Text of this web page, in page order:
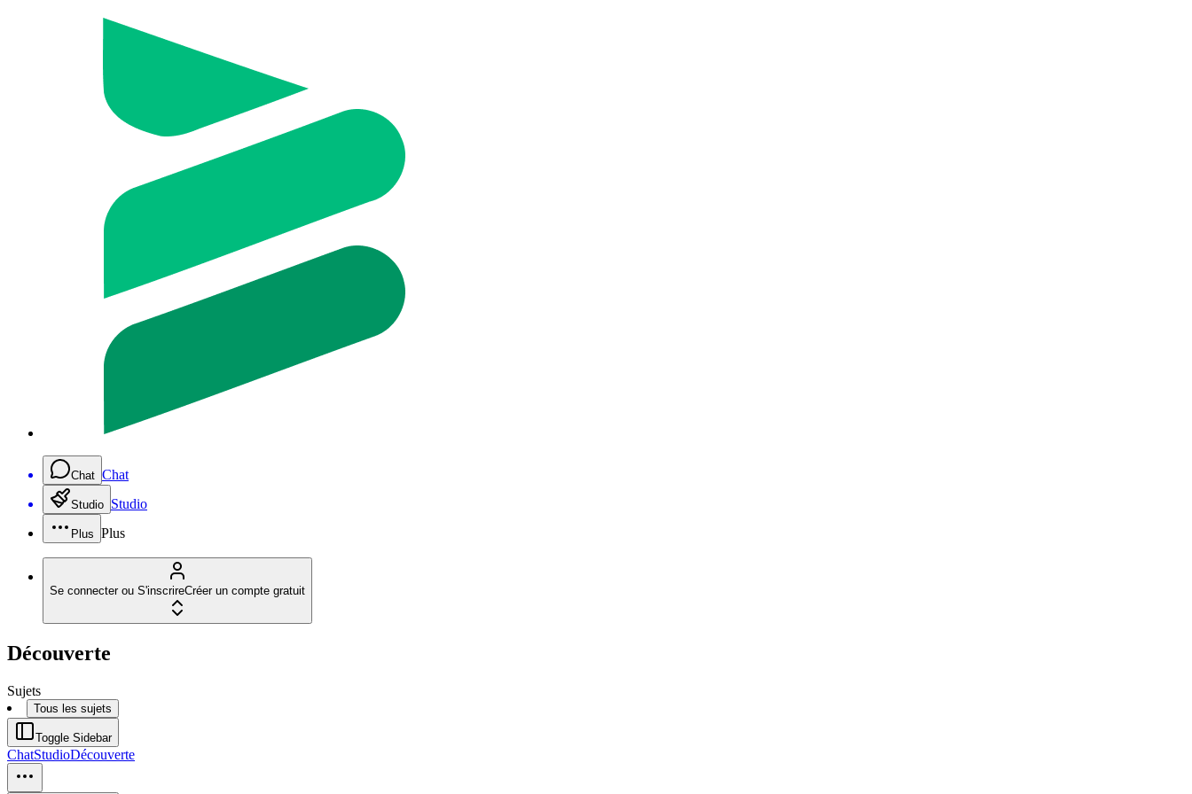
Chat Chat
Studio Studio
Plus Plus
Se connecter ou S'inscrireCréer un compte gratuit
Découverte
Sujets
Tous les sujets
Toggle Sidebar
ChatStudioDécouverte